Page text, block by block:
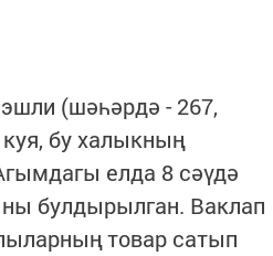
(шәһәрдә - 267,
бу халыкның
елда 8 сәүдә
булдырылган. Ваклап
товар сатып